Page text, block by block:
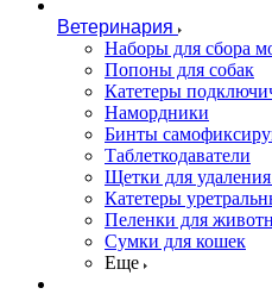
Ветеринария
Наборы для сбора
Попоны для собак
Катетеры
Намордники
Бинты
Таблеткодаватели
Щетки для
Катетеры
Пеленки для
Сумки для кошек
Еще